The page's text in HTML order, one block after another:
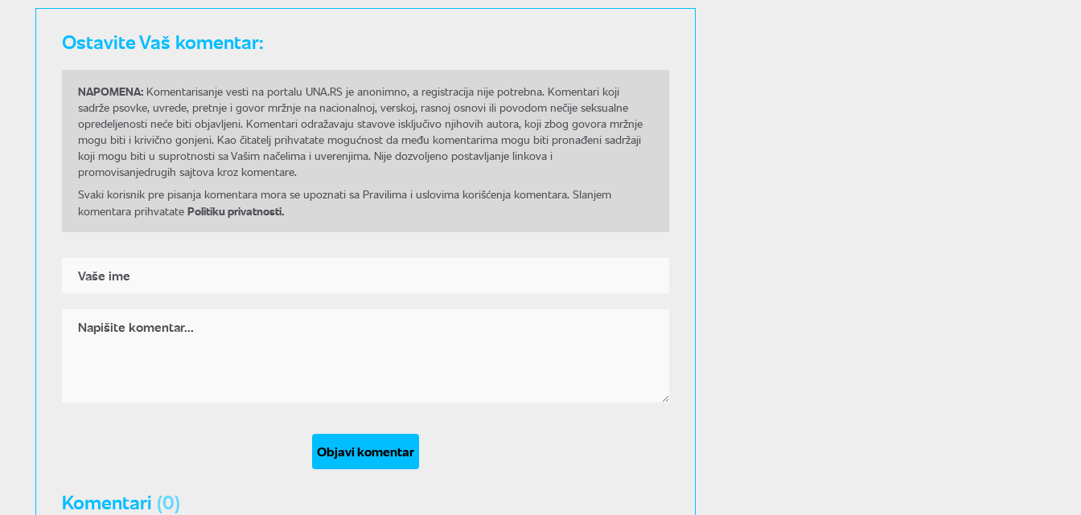
Ostavite Vaš komentar:
NAPOMENA: Komentarisanje vesti na portalu UNA.RS je anonimno, a registracija nije potrebna. Komentari koji
sadrže psovke, uvrede, pretnje i govor mržnje na nacionalnoj, verskoj, rasnoj osnovi ili povodom nečije seksualne
opredeljenosti neće biti objavljeni. Komentari odražavaju stavove isključivo njihovih autora, koji zbog govora mržnje
mogu biti i krivično gonjeni. Kao čitatelj prihvatate mogućnost da među komentarima mogu biti pronađeni sadržaji
koji mogu biti u suprotnosti sa Vašim načelima i uverenjima. Nije dozvoljeno postavljanje linkova i
promovisanjedrugih sajtova kroz komentare.
Svaki korisnik pre pisanja komentara mora se upoznati sa Pravilima i uslovima korišćenja komentara. Slanjem
komentara prihvatate Politiku privatnosti.
Objavi komentar
Komentari (0)